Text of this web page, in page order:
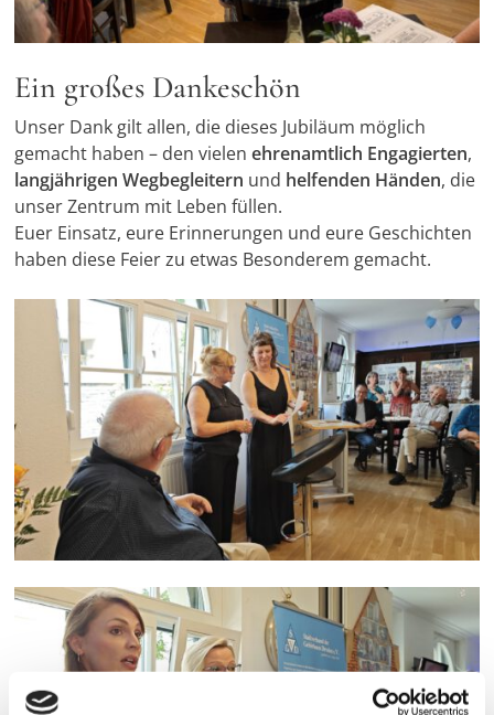
Ein großes Dankeschön
Unser Dank gilt allen, die dieses Jubiläum möglich
gemacht haben – den vielenehrenamtlich Engagierten,
langjährigen Wegbegleitern und helfenden Händen, die
unser Zentrum mit Leben füllen.
Euer Einsatz, eure Erinnerungen und eure Geschichten
haben diese Feier zu etwas Besonderem gemacht.